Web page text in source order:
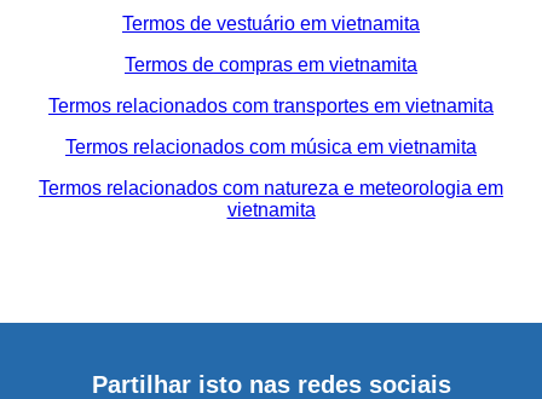
Termos de vestuário em vietnamita
Termos de compras em vietnamita
Termos relacionados com transportes em vietnamita
Termos relacionados com música em vietnamita
Termos relacionados com natureza e meteorologia em
vietnamita
Partilhar isto nas redes sociais